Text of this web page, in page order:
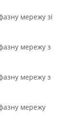
мережу зі
мережу з
мережу з
мережу